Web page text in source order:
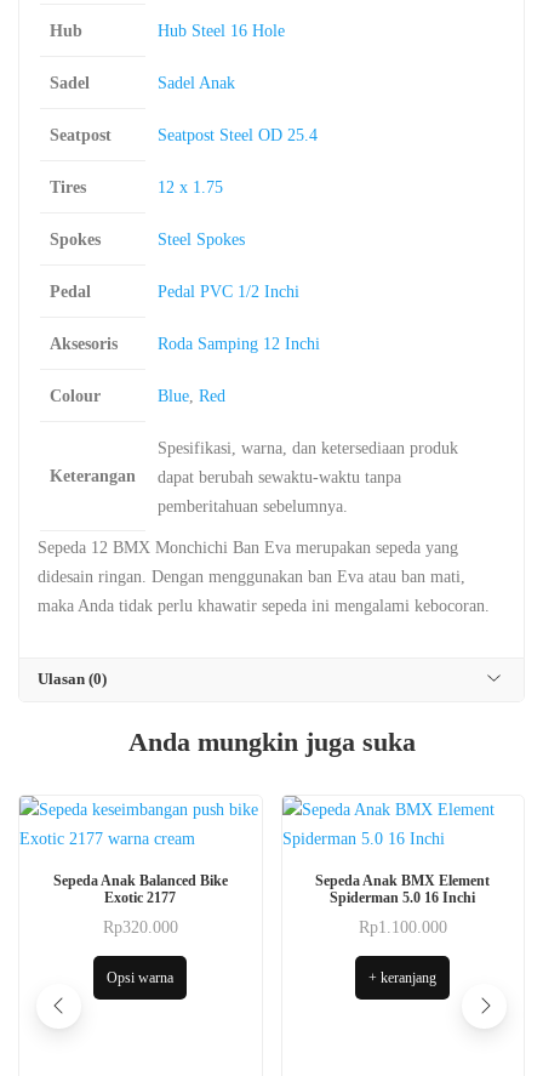
Hub Hub Steel 16 Hole
Sadel Sadel Anak
Seatpost Seatpost Steel OD 25.4
Tires 12 x 1.75
Spokes Steel Spokes
Pedal Pedal PVC 1/2 Inchi
Aksesoris Roda Samping 12 Inchi
Colour Blue Red
Keterangan
Spesifikasi, warna, dan ketersediaan produk
dapat berubah sewaktu-waktu tanpa
pemberitahuan sebelumnya.
Sepeda 12 BMX Monchichi Ban Eva merupakan sepeda yang
didesain ringan. Dengan menggunakan ban Eva atau ban mati,
maka Anda tidak perlu khawatir sepeda ini mengalami kebocoran.
Ulasan (0)
Anda mungkin juga suka
Pilihan
Sepeda Anak Balanced Bike
Exotic 2177
Rp320.000
Opsi warna
ini
memiliki
Sepeda Anak BMX Element
Spiderman 5.0 16 Inchi
Rp1.100.000
+ keranjang